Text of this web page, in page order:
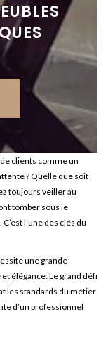
clients comme un
? Quelle que soit
toujours veiller au
tomber sous le
l’une des clés du
une grande
élégance. Le grand défi
les standards du métier.
d’un professionnel